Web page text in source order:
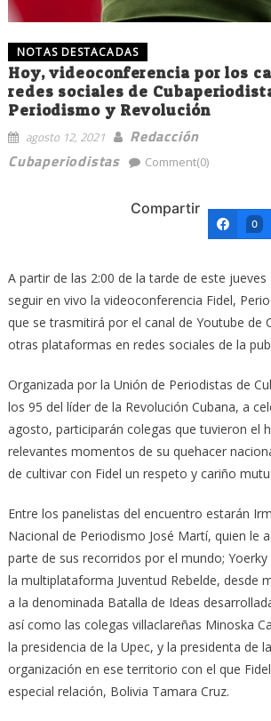
NOTAS DESTACADAS
Hoy, videoconferencia por los
redes sociales de
Periodismo y Revolución
agosto 12, 2021
Redacción
Cubaperiodistas
Comment(0)
Compartir
0
A partir de las 2:00 de la tarde de este
seguir en vivo la videoconferencia Fidel,
que se trasmitirá por el canal de Youtube de
otras plataformas en redes sociales de la
Organizada por la Unión de Periodistas de
los 95 del líder de la Revolución Cubana, a
agosto, participarán colegas que tuvieron el
relevantes momentos de su quehacer
de cultivar con Fidel un respeto y cariño
Entre los panelistas del encuentro estarán
Nacional de Periodismo José Martí, quien le
parte de sus recorridos por el mundo;
la multiplataforma Juventud Rebelde, desde
a la denominada Batalla de Ideas
así como las colegas villaclareñas Minoska
la presidencia de la Upec, y la presidenta de
organización en ese territorio con el que
especial relación, Bolivia Tamara Cruz.